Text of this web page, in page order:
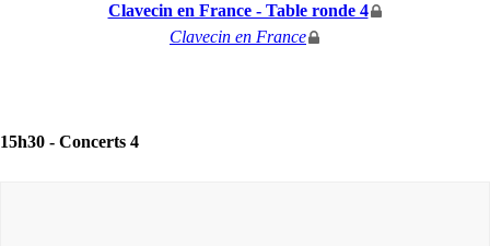
Clavecin en France - Table ronde 4
Clavecin en France
15h30 - Concerts 4